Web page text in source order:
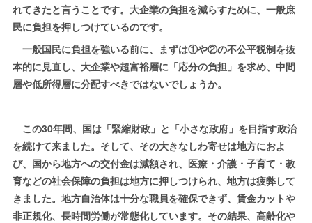
れてきたと言うことです。大企業の負担を減らすために、一般庶
民に負担を押しつけているのです。
一般国民に負担を強いる前に、まずは①や②の不公平税制を抜
本的に見直し、大企業や超富裕層に「応分の負担」を求め、中間
層や低所得層に分配すべきではないでしょうか。
この30年間、国は「緊縮財政」と「小さな政府」を目指す政治
を続けて来ました。そして、その大きなしわ寄せは地方におよ
び、国から地方への交付金は減額され、医療・介護・子育て・教
育などの社会保障の負担は地方に押しつけられ、地方は疲弊して
きました。地方自治体は十分な職員を確保できず、賃金カットや
非正規化、長時間労働が常態化しています。その結果、高齢化や